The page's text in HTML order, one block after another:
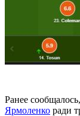
Ранее
Ярмоленко ради